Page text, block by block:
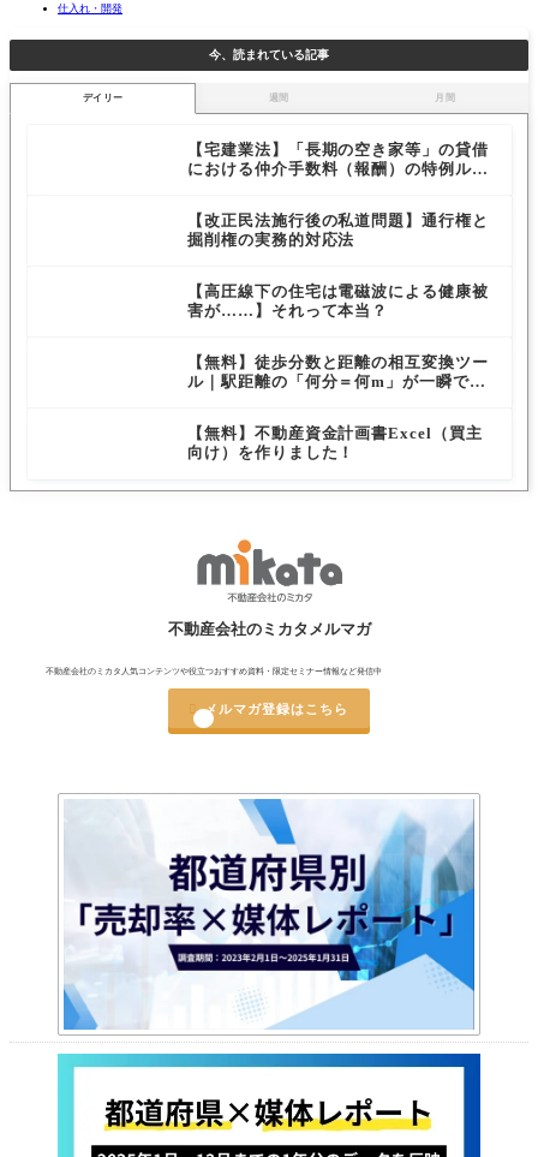
仕入れ・開発
今、読まれている記事
デイリー 週間 月間
【宅建業法】「長期の空き家等」の貸借
における仲介手数料（報酬）の特例ルー
【改正民法施行後の私道問題】通行権と
掘削権の実務的対応法
【高圧線下の住宅は電磁波による健康被
害が……】それって本当？
【無料】徒歩分数と距離の相互変換ツー
ル｜駅距離の「何分＝何m」が一瞬でわ
【無料】不動産資金計画書Excel（買主
向け）を作りました！
不動産会社のミカタメルマガ
不動産会社のミカタ人気コンテンツや役立つおすすめ資料・限定セミナー情報など発信中
 メルマガ登録はこちら